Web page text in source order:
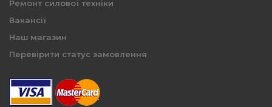
Ремонт силової техніки
Вакансії
Наш магазин
Перевірити статус замовлення